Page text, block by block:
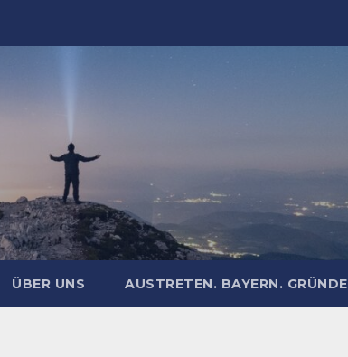
ÜBER UNS AUSTRETEN. BAYERN. GRÜNDE